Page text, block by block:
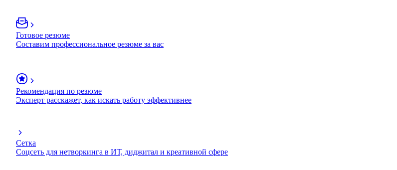
Готовое резюме
Составим профессиональное резюме за вас
Рекомендация по резюме
Эксперт расскажет, как искать работу эффективнее
Сетка
Соцсеть для нетворкинга в ИТ, диджитал и креативной сфере